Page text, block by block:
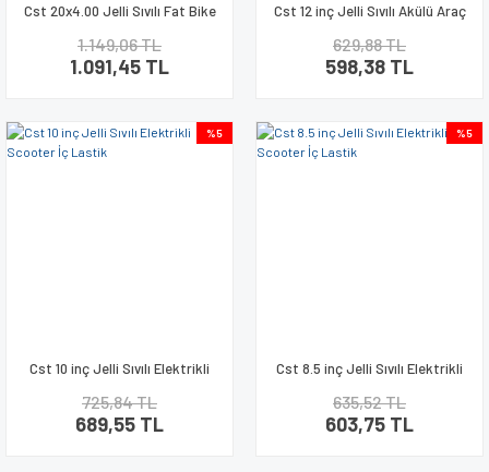
Cst 20x4.00 Jelli Sıvılı Fat Bike
1.149,06 TL
1.091,45 TL
Cst 12 inç Jelli Sıvılı Akülü Araç
629,88 TL
598,38 TL
%5
Cst 10 inç Jelli Sıvılı Elektrikli
725,84 TL
689,55 TL
%5
Cst 8.5 inç Jelli Sıvılı Elektrikli
635,52 TL
603,75 TL